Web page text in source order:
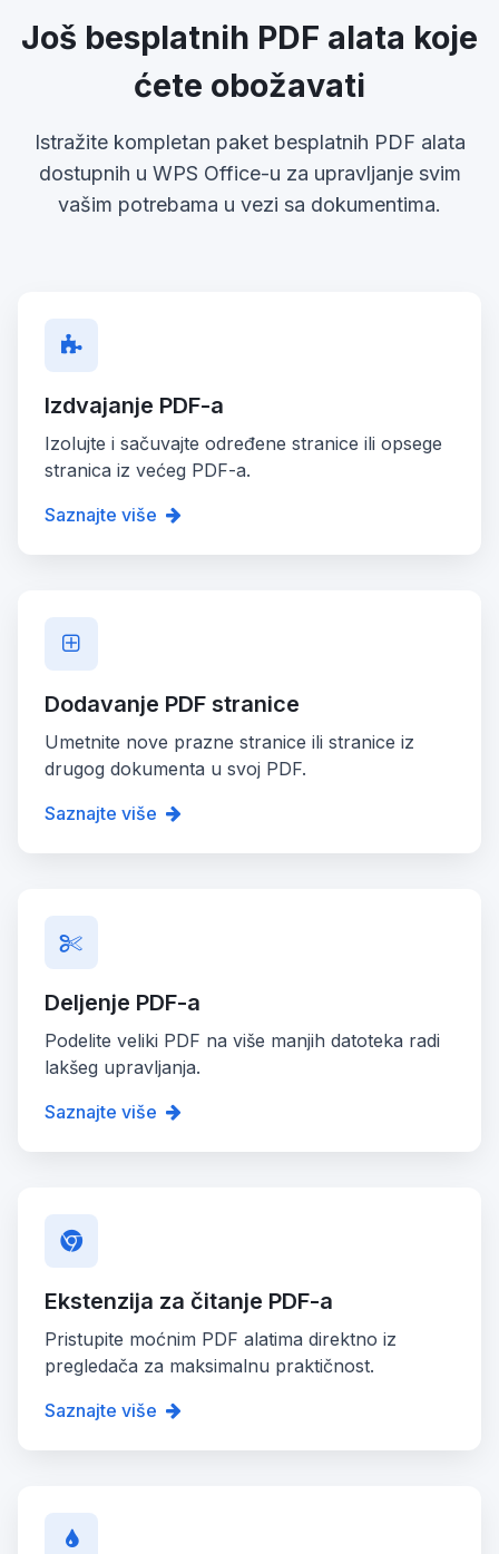
Još besplatnih PDF alata koje
ćete obožavati
Istražite kompletan paket besplatnih PDF alata
dostupnih u WPS Office-u za upravljanje svim
vašim potrebama u vezi sa dokumentima.
Izdvajanje PDF-a
Izolujte i sačuvajte određene stranice ili opsege
stranica iz većeg PDF-a.
Saznajte više
Dodavanje PDF stranice
Umetnite nove prazne stranice ili stranice iz
drugog dokumenta u svoj PDF.
Saznajte više
Deljenje PDF-a
Podelite veliki PDF na više manjih datoteka radi
lakšeg upravljanja.
Saznajte više
Ekstenzija za čitanje PDF-a
Pristupite moćnim PDF alatima direktno iz
pregledača za maksimalnu praktičnost.
Saznajte više